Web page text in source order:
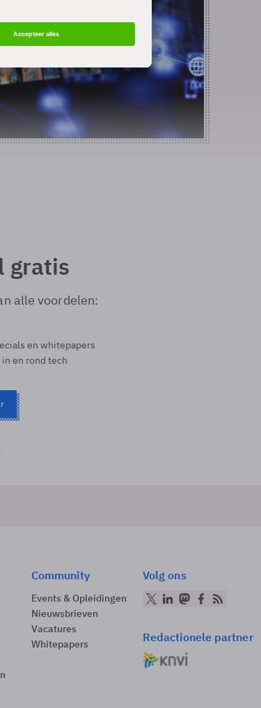
gratis
alle voordelen:
en whitepapers
en rond tech
Community
Events & Opleidingen
Nieuwsbrieven
Vacatures
Whitepapers
Volg ons
Redactionele partner